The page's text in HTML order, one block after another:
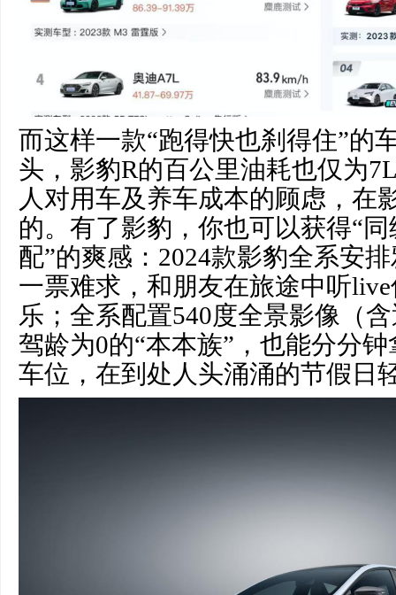
而这样一款“跑得快也刹得住”的
头，影豹R的百公里油耗也仅为
人对用车及养车成本的顾虑，在
的。有了影豹，你也可以获得“
配”的爽感：2024款影豹全系安
一票难求，和朋友在旅途中听
乐；全系配置540度全景影像（
驾龄为0的“本本族”，也能分分
车位，在到处人头涌涌的节假日